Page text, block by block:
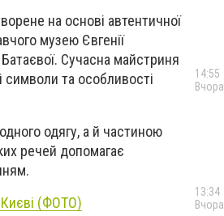
на основі автентичної
музею Євгенії
Сучасна майстриня
символи та особливості
одягу, а й частиною
речей допомагає
Києві (ФОТО)
14:55
Вчора
13:34
Вчора